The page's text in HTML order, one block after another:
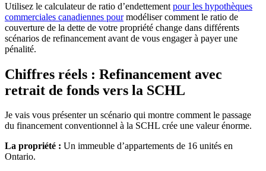
Utilisez le calculateur de ratio d’endettement pour les hypothèques
commerciales canadiennes pourmodéliser comment le ratio de
couverture de la dette de votre propriété change dans différents
scénarios de refinancement avant de vous engager à payer une
pénalité.
Chiffres réels : Refinancement avec
retrait de fonds vers la SCHL
Je vais vous présenter un scénario qui montre comment le passage
du financement conventionnel à la SCHL crée une valeur énorme.
La propriété : Un immeuble d’appartements de 16 unités en
Ontario.